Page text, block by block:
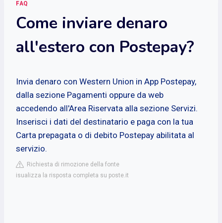
FAQ
Come inviare denaro
all'estero con Postepay?
Invia denaro con Western Union in App Postepay,
dalla sezione Pagamenti oppure da web
accedendo all'Area Riservata alla sezione Servizi.
Inserisci i dati del destinatario e paga con la tua
Carta prepagata o di debito Postepay abilitata al
servizio.
Richiesta di rimozione della fonte
isualizza la risposta completa su poste.it